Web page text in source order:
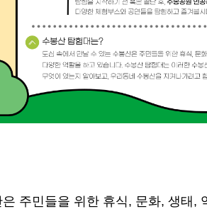
주민들을 위한 휴식, 문화, 생태